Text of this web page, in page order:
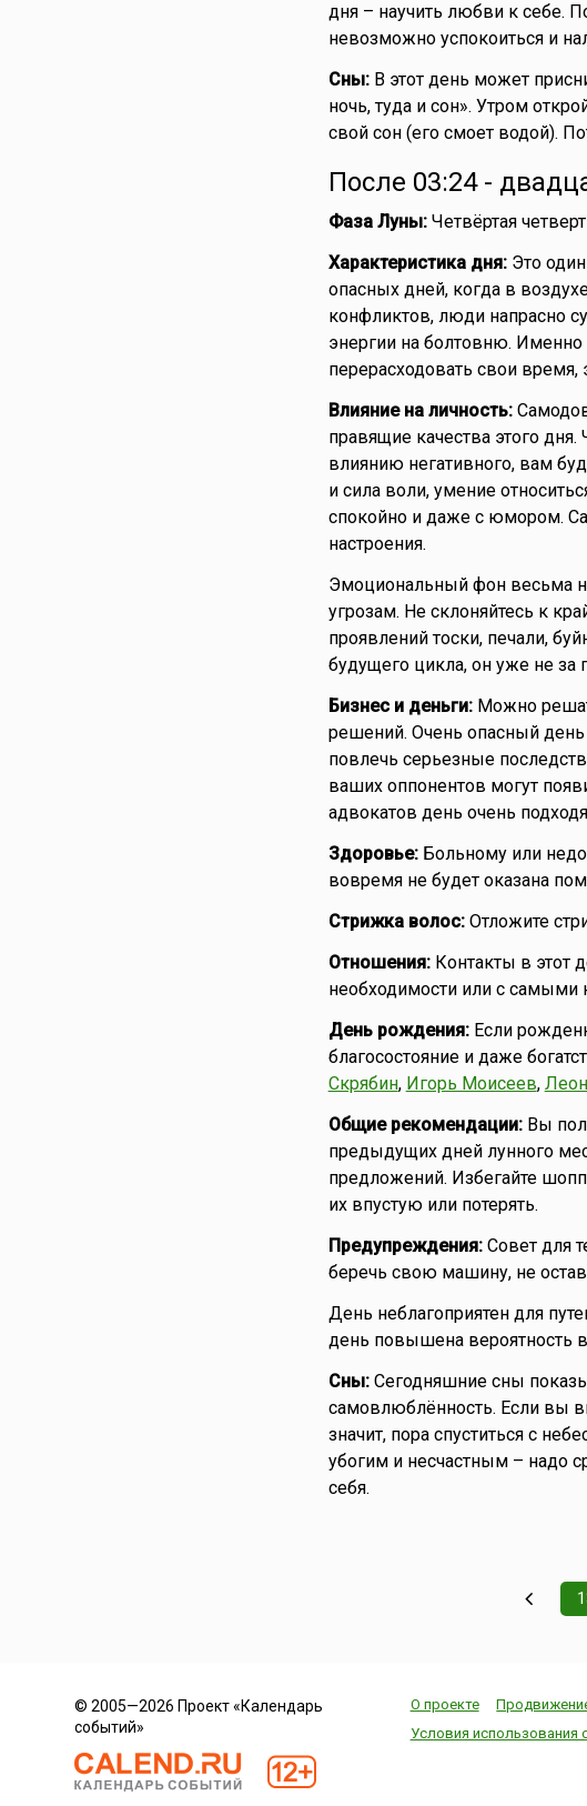
дня – научить любви к себе.
невозможно успокоиться и
Сны:В этот день может
ночь, туда и сон». Утром
свой сон (его смоет водой).
После 03:24 -
Фаза Луны:Четвёртая
Характеристика дня:Это один
опасных дней, когда в
конфликтов, люди напрасно
энергии на болтовню.
перерасходовать свои
Влияние на личность:
правящие качества этого
влиянию негативного, вам
и сила воли, умение
спокойно и даже с юмором.
настроения.
Эмоциональный фон весьма
угрозам. Не склоняйтесь к
проявлений тоски, печали,
будущего цикла, он уже не за
Бизнес и деньги:Можно
решений. Очень опасный день
повлечь серьезные
ваших оппонентов могут
адвокатов день очень
Здоровье:Больному или
вовремя не будет оказана
Стрижка волос:Отложите
Отношения:Контакты в этот
необходимости или с
День рождения:Если
благосостояние и даже
Скрябин, Игорь Моисеев,
Общие рекомендации:Вы
предыдущих дней лунного
предложений. Избегайте
их впустую или потерять.
Предупреждения:Совет для
беречь свою машину, не
День неблагоприятен для
день повышена вероятность
Сны:Сегодняшние сны
самовлюблённость. Если вы
значит, пора спуститься с
убогим и несчастным – надо
себя.
© 2005—2026 Проект «Календарь
событий»
О проекте
Условия использования